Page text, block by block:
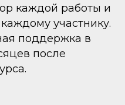
каждой работы и
участнику.
поддержка в
после